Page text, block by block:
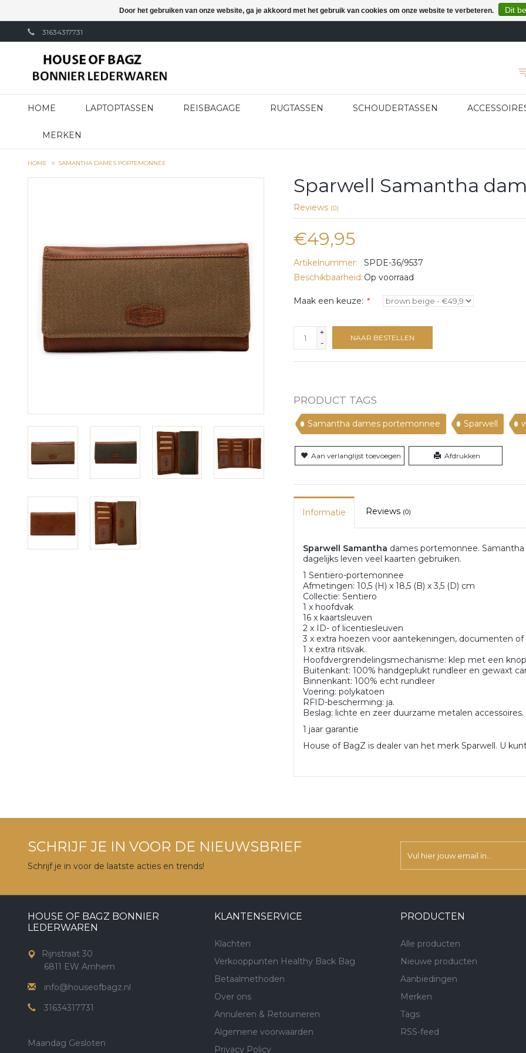
31634317731
HOME LAPTOPTASSEN REISBAGAGE RUGTASSEN SCHOUDERTASSEN
MERKEN
HOME SAMANTHA DAMES PORTEMONNEE
Sparwell Samantha
Reviews (0)
€49,95
Artikelnummer:
SPDE-36/9537
Beschikbaarheid: Op voorraad
Maak een keuze: *
+
-
NAAR BESTELLEN
PRODUCT TAGS
Samantha dames portemonnee Sparwell
Aan verlanglijst toevoegen Afdrukken
Informatie Reviews (0)
Sparwell Samantha dames portemonnee.
dagelijks leven veel kaarten gebruiken.
1 Sentiero-portemonnee
Afmetingen: 10,5 (H) x 18,5 (B) x 3,5 (D) cm
Collectie: Sentiero
1 x hoofdvak
16 x kaartsleuven
2 x ID- of licentiesleuven
3 x extra hoezen voor aantekeningen, documenten
1 x extra ritsvak.
Hoofdvergrendelingsmechanisme: klep met een
Buitenkant: 100% handgeplukt rundleer en gewaxt
Binnenkant: 100% echt rundleer
Voering: polykatoen
RFID-bescherming: ja.
Beslag: lichte en zeer duurzame metalen accessoires.
1 jaar garantie
House of BagZ is dealer van het merk Sparwell. U
SCHRIJF JE IN VOOR DE NIEUWSBRIEF
Schrijf je in voor de laatste acties en trends!
HOUSE OF BAGZ BONNIER
LEDERWAREN
Rijnstraat 30
6811 EW Arnhem
info@houseofbagz.nl
31634317731
Maandag Gesloten
KLANTENSERVICE
Klachten
Verkooppunten Healthy Back Bag
Betaalmethoden
Over ons
Annuleren & Retourneren
Algemene voorwaarden
Privacy Policy
PRODUCTEN
Alle producten
Nieuwe producten
Aanbiedingen
Merken
Tags
RSS-feed
Door het gebruiken van onze website, ga je akkoord met het gebruik van cookies om onze website te verbeteren. Dit